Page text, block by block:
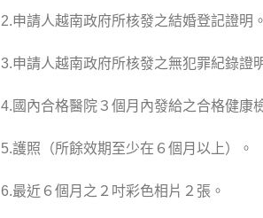
2.申請人越南政府所核發之結婚登記證明
3.申請人越南政府所核發之無犯罪紀錄證
4.國內合格醫院３個月內發給之合格健康
5.護照（所餘效期至少在６個月以上）。
6.最近６個月之２吋彩色相片２張。